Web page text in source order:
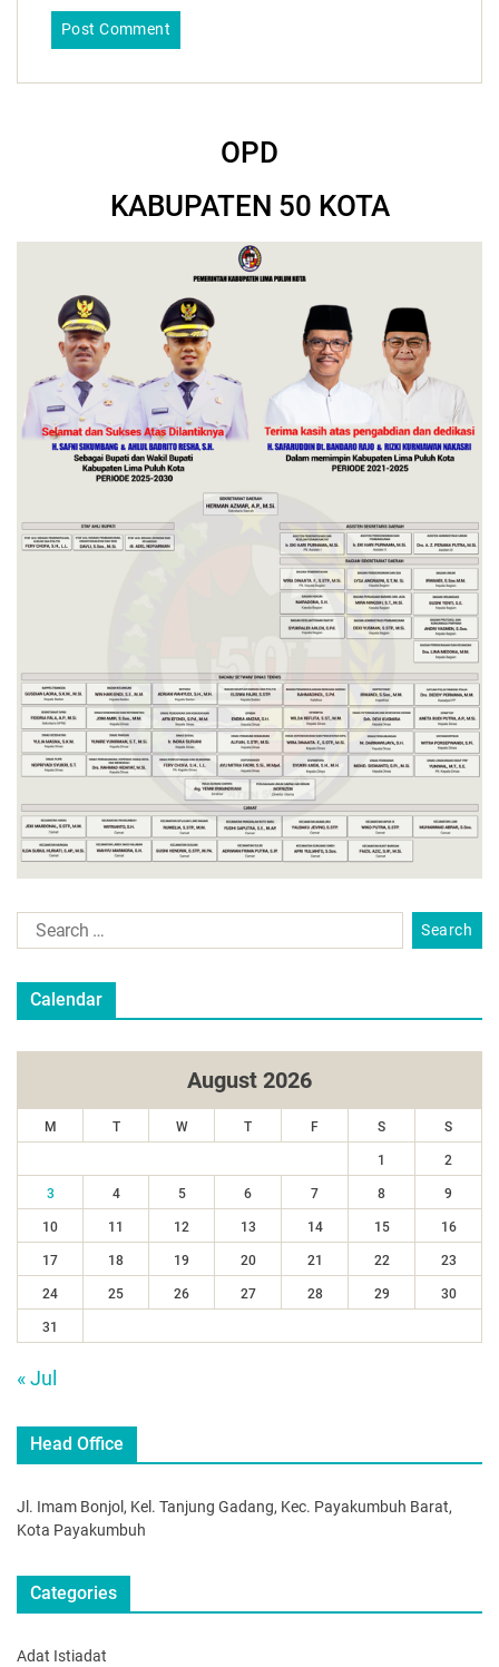
OPD
KABUPATEN 50 KOTA
Calendar
August 2026
M T W T F S S
1 2
3 4 5 6 7 8 9
10 11 12 13 14 15 16
17 18 19 20 21 22 23
24 25 26 27 28 29 30
31
« Jul
Head Office
Jl. Imam Bonjol, Kel. Tanjung Gadang, Kec. Payakumbuh Barat,
Kota Payakumbuh
Categories
Adat Istiadat